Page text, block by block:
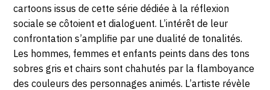
cartoons issus de cette série dédiée à la réflexion
sociale se côtoient et dialoguent. L’intérêt de leur
confrontation s’amplifie par une dualité de tonalités.
Les hommes, femmes et enfants peints dans des tons
sobres gris et chairs sont chahutés par la flamboyance
des couleurs des personnages animés. L’artiste révèle